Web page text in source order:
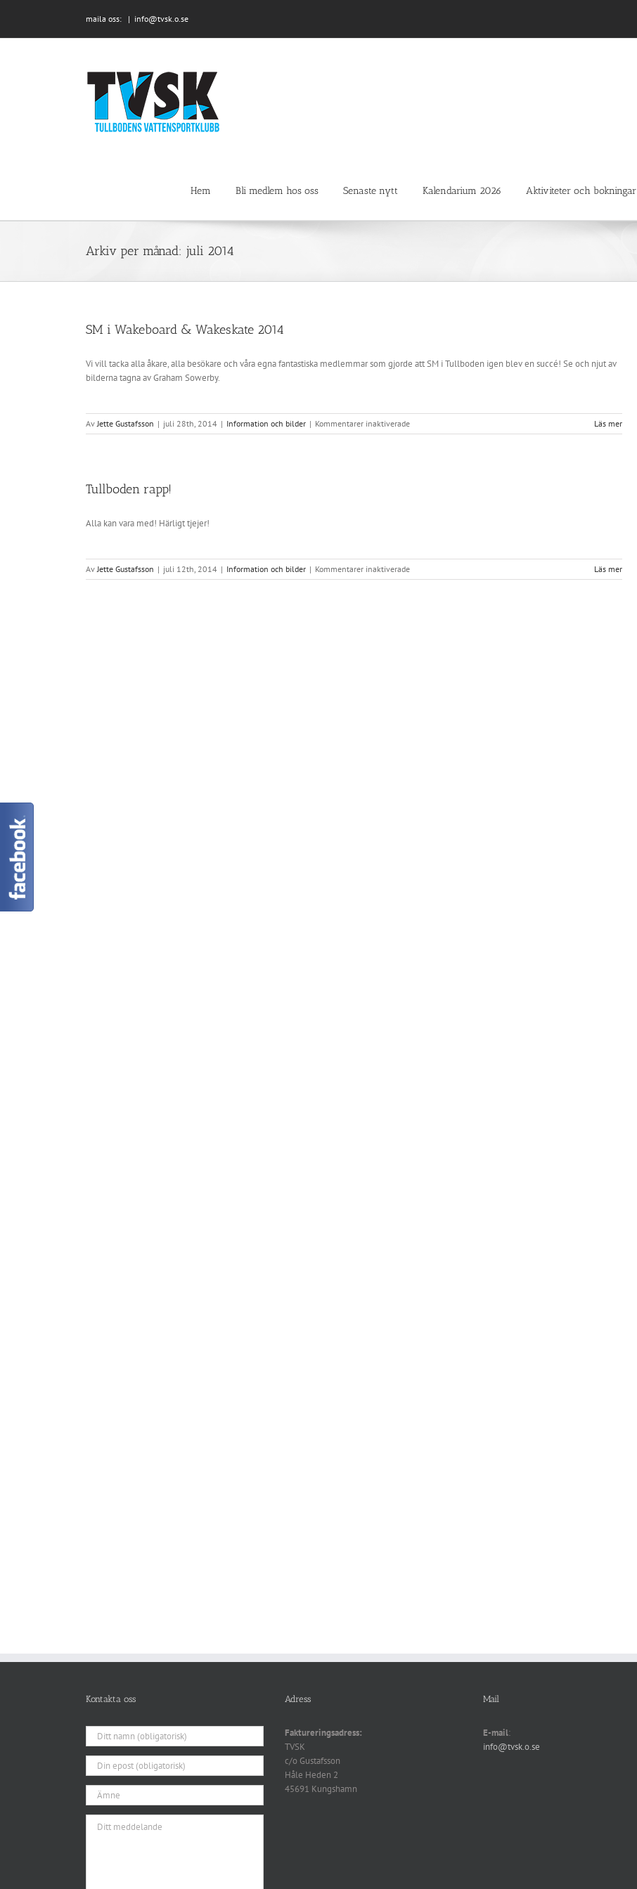
maila oss: | info@tvsk.o.se
Hem Bli medlem hos oss Senaste nytt Kalendarium 2026 Aktiviteter och bokningar
Arkiv per månad: juli 2014
SM i Wakeboard & Wakeskate 2014
Vi vill tacka alla åkare, alla besökare och våra egna fantastiska medlemmar som gjorde att SM i Tullboden igen blev en succé! Se och njut av
bilderna tagna av Graham Sowerby.
AvJette Gustafsson | juli 28th, 2014 | Information och bilder | Kommentarer inaktiveradeför
SM
Läs mer
Tullboden rapp!
Alla kan vara med! Härligt tjejer!
AvJette Gustafsson | juli 12th, 2014 | Information och bilder | Kommentarer inaktiveradeför
Tullboden
Läs mer
Kontakta oss Adress
Faktureringsadress:
TVSK
c/o Gustafsson
Håle Heden 2
45691 Kungshamn
Mail
E-mail:
info@tvsk.o.se